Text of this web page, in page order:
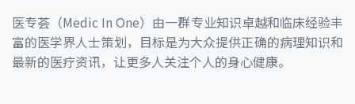
医专荟（Medic In One）由一群专业知识卓越和临床经验丰
富的医学界人士策划，目标是为大众提供正确的病理知识和
最新的医疗资讯，让更多人关注个人的身心健康。